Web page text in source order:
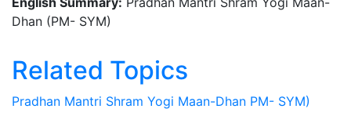
Dhan (PM- SYM)
Related Topics
Pradhan Mantri Shram Yogi Maan-Dhan PM- SYM)